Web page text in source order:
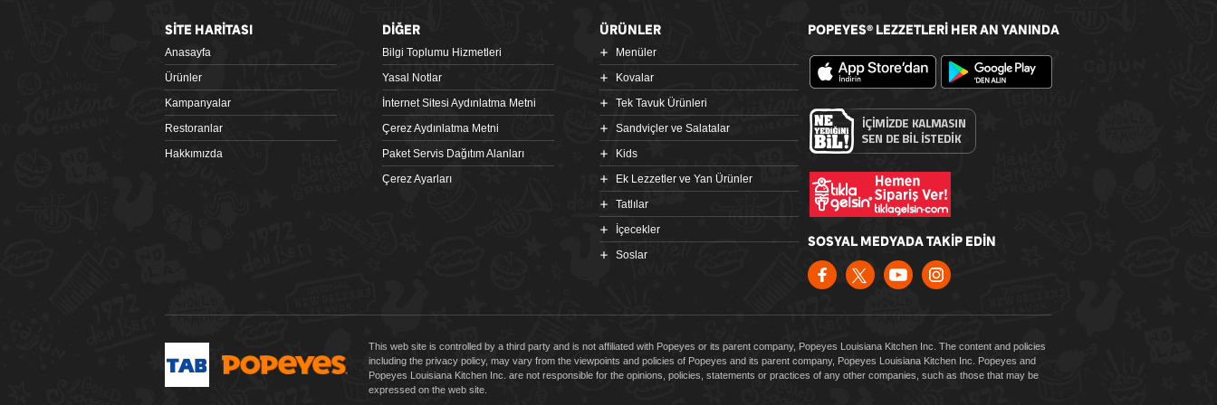
SİTE HARİTASI
Anasayfa
Ürünler
Kampanyalar
Restoranlar
Hakkımızda
DİĞER
Bilgi Toplumu Hizmetleri
Yasal Notlar
İnternet Sitesi Aydınlatma Metni
Çerez Aydınlatma Metni
Paket Servis Dağıtım Alanları
Çerez Ayarları
ÜRÜNLER
Menüler
Kovalar
Tek Tavuk Ürünleri
Sandviçler ve Salatalar
Kids
Ek Lezzetler ve Yan Ürünler
Tatlılar
İçecekler
Soslar
POPEYES® LEZZETLERİ HER AN YANINDA
SOSYAL MEDYADA TAKİP EDİN
This web site is controlled by a third party and is not affiliated with Popeyes or its parent company, Popeyes Louisiana Kitchen Inc. The content and policies
including the privacy policy, may vary from the viewpoints and policies of Popeyes and its parent company, Popeyes Louisiana Kitchen Inc. Popeyes and
Popeyes Louisiana Kitchen Inc. are not responsible for the opinions, policies, statements or practices of any other companies, such as those that may be
expressed on the web site.